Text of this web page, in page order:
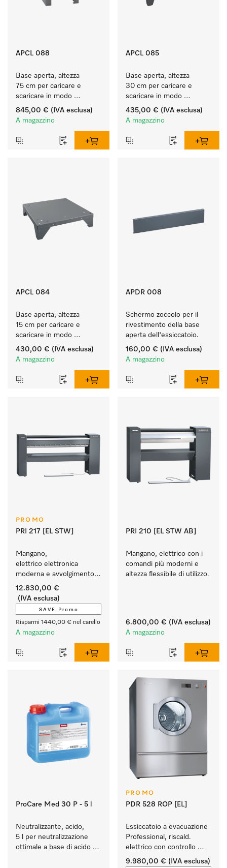
APCL 088
Base aperta, altezza
75 cm per caricare e
scaricare in modo
ergonomico la lavatrice e
l'essiccatoio.
845,00 € (IVA esclusa)
A magazzino
APCL 085
Base aperta, altezza
30 cm per caricare e
scaricare in modo
ergonomico la lavatrice e
l'essiccatoio.
435,00 € (IVA esclusa)
A magazzino
APCL 084
Base aperta, altezza
15 cm per caricare e
scaricare in modo
ergonomico la lavatrice e
l'essiccatoio.
430,00 € (IVA esclusa)
A magazzino
APDR 008
Schermo zoccolo per il
rivestimento della base
aperta dell'essiccatoio.
160,00 € (IVA esclusa)
A magazzino
PROMO
PRI 217 [EL STW]
Mangano,
elettrico elettronica
moderna e avvolgimento
in lana d'acciaio.
12.830,00 €
(IVA esclusa)
SAVE Promo
Risparmi 1440,00 € nel carello
A magazzino
PRI 210 [EL STW AB]
Mangano, elettrico con i
comandi più moderni e
altezza flessibile di utilizzo.
6.800,00 € (IVA esclusa)
A magazzino
ProCare Med 30 P - 5 l
Neutralizzante, acido,
5 l per neutralizzazione
ottimale a base di acido
PROMO
PDR 528 ROP [EL]
Essiccatoio a evacuazione
Professional, riscald.
elettrico con controllo
umidità residua M Select
9.980,00 € (IVA esclusa)